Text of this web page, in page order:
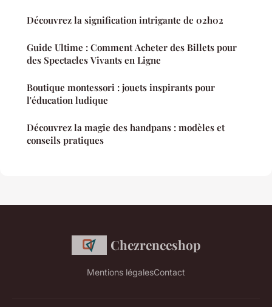
Découvrez la signification intrigante de 02h02
Guide Ultime : Comment Acheter des Billets pour
des Spectacles Vivants en Ligne
Boutique montessori : jouets inspirants pour
l'éducation ludique
Découvrez la magie des handpans : modèles et
conseils pratiques
Chezreneeshop
Mentions légalesContact